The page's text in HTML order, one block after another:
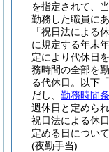
を指定されて、
勤務した職員に
「祝日法による
に規定する年末
定により代休日
務時間の全部を
る代休日。以下
だし、 勤務時間
週休日と定めら
祝日法による休
定める日につい
(夜勤手当)